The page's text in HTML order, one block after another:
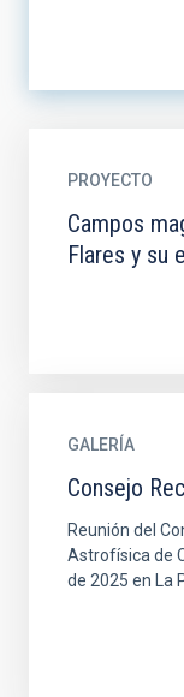
PROYECTO
Campos
Flares y su
GALERÍA
Consejo
Reunión del
Astrofísica de
de 2025 en La